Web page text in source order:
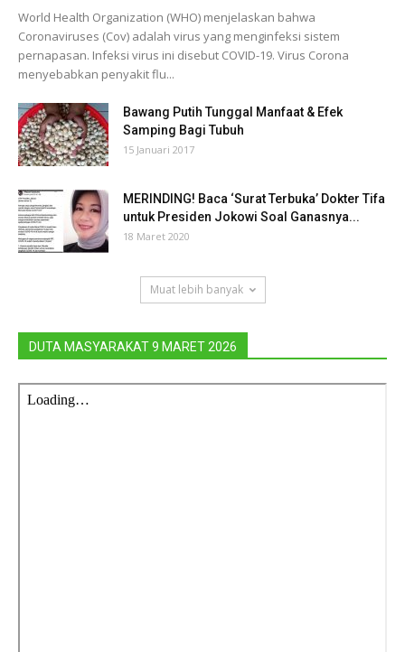
World Health Organization (WHO) menjelaskan bahwa
Coronaviruses (Cov) adalah virus yang menginfeksi sistem
pernapasan. Infeksi virus ini disebut COVID-19. Virus Corona
menyebabkan penyakit flu...
Bawang Putih Tunggal Manfaat & Efek
Samping Bagi Tubuh
15 Januari 2017
MERINDING! Baca ‘Surat Terbuka’ Dokter Tifa
untuk Presiden Jokowi Soal Ganasnya...
18 Maret 2020
Muat lebih banyak
DUTA MASYARAKAT 9 MARET 2026